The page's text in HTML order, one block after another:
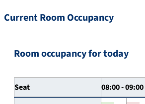
Current Room Occupancy
Room occupancy for today
Seat 08:00 - 09:00